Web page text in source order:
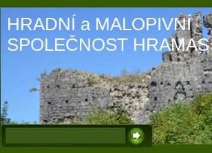
HRADNÍ a MALOPIVNÍ
SPOLEČNOST HRAMAS